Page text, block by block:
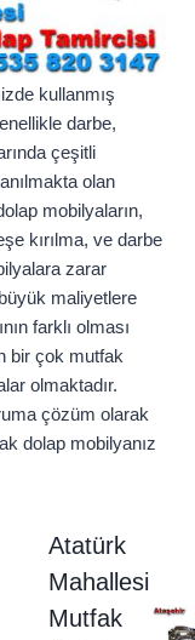
kullanmış
darbe,
çeşitli
olan
mobilyaların,
kırılma, ve darbe
zarar
maliyetlere
farklı olması
bir çok mutfak
olmaktadır.
çözüm olarak
dolap mobilyanız
Atatürk
Mahallesi
Mutfak